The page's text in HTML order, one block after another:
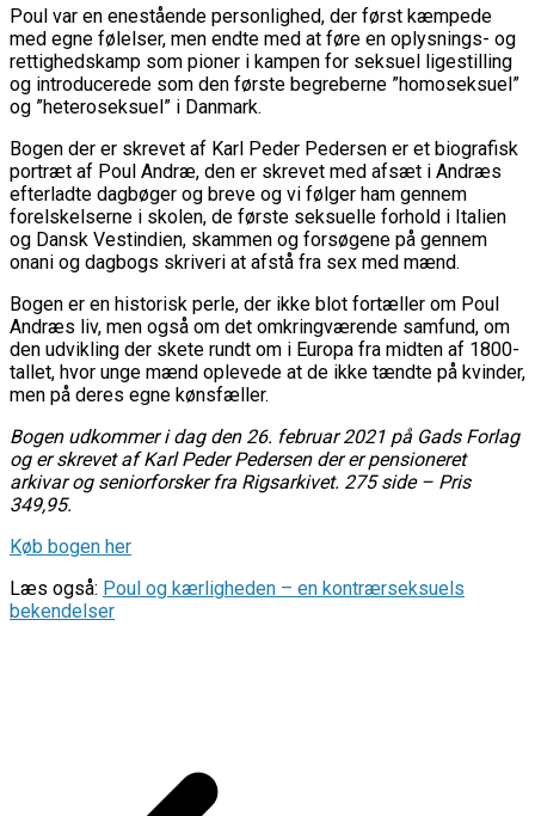
Poul var en enestående personlighed, der først kæmpede
med egne følelser, men endte med at føre en oplysnings- og
rettighedskamp som pioner i kampen for seksuel ligestilling
og introducerede som den første begreberne ”homoseksuel”
og ”heteroseksuel” i Danmark.
Bogen der er skrevet af Karl Peder Pedersen er et biografisk
portræt af Poul Andræ, den er skrevet med afsæt i Andræs
efterladte dagbøger og breve og vi følger ham gennem
forelskelserne i skolen, de første seksuelle forhold i Italien
og Dansk Vestindien, skammen og forsøgene på gennem
onani og dagbogs skriveri at afstå fra sex med mænd.
Bogen er en historisk perle, der ikke blot fortæller om Poul
Andræs liv, men også om det omkringværende samfund, om
den udvikling der skete rundt om i Europa fra midten af 1800-
tallet, hvor unge mænd oplevede at de ikke tændte på kvinder,
men på deres egne kønsfæller.
Bogen udkommer i dag den 26. februar 2021 på Gads Forlag
og er skrevet af Karl Peder Pedersen der er pensioneret
arkivar og seniorforsker fra Rigsarkivet. 275 side – Pris
349,95.
Køb bogen her
Læs også: Poul og kærligheden – en kontrærseksuels
bekendelser